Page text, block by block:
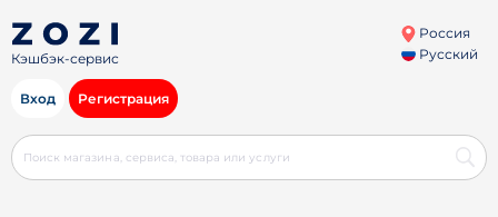
Кэшбэк-сервис
Россия
Русский
Вход Регистрация